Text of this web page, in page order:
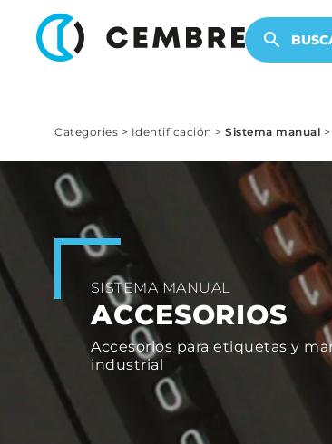
PRODUCTOS ELECTRÓNICOS
Categories > Identificación > Sistema manual >
SISTEMA MANUAL
ACCESORIOS
Accesorios para etiquetas y
industrial